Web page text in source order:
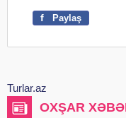
f Paylaş
Turlar.az
OXŞAR